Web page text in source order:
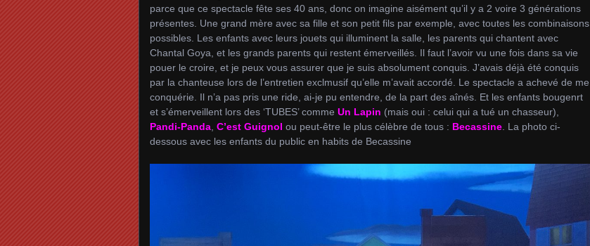
parce que ce spectacle fête ses 40 ans, donc on imagine aisément qu’il y a 2 voire 3 générations
présentes. Une grand mère avec sa fille et son petit fils par exemple, avec toutes les combinaisons
possibles. Les enfants avec leurs jouets qui illuminent la salle, les parents qui chantent avec
Chantal Goya, et les grands parents qui restent émerveillés. Il faut l’avoir vu une fois dans sa vie
pouer le croire, et je peux vous assurer que je suis absolument conquis. J’avais déjà été conquis
par la chanteuse lors de l’entretien exclmusif qu’elle m’avait accordé. Le spectacle a achevé de me
conquérie. Il n’a pas pris une ride, ai-je pu entendre, de la part des aînés. Et les enfants bougenrt
et s’émerveillent lors des ‘TUBES’ comme Un Lapin (mais oui : celui qui a tué un chasseur),
Pandi-Panda C’est Guignol ou peut-être le plus célèbre de tous : Becassine . La photo ci-
dessous avec les enfants du public en habits de Becassine